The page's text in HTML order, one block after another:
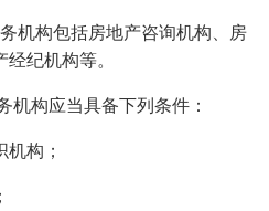
机构包括房地产咨询机构、房
纪机构等。
机构应当具备下列条件：
构；